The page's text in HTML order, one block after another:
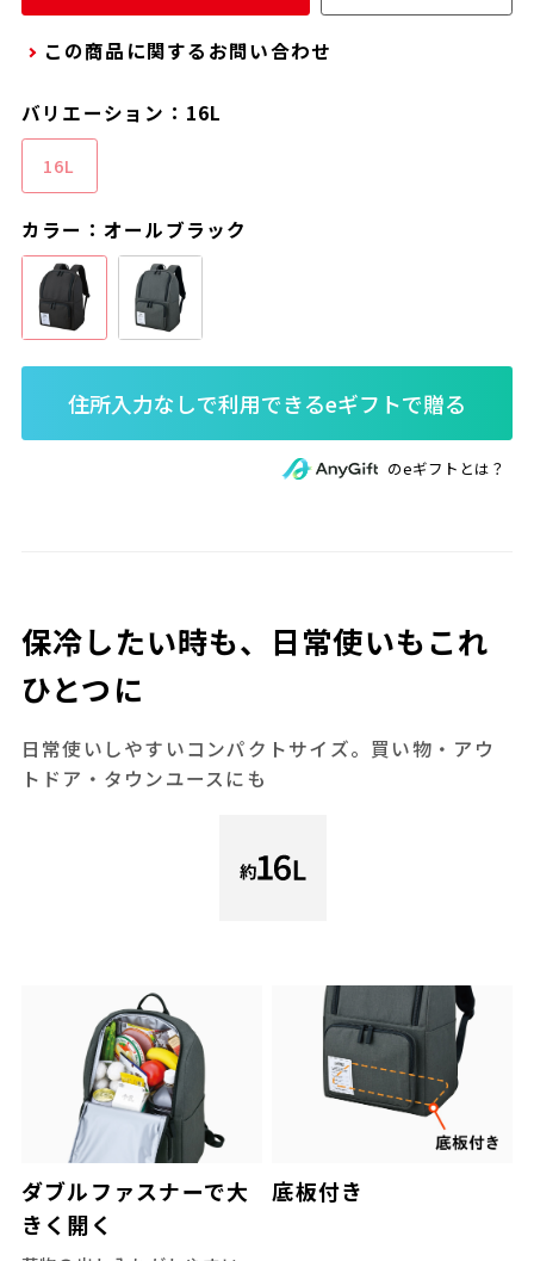
通常商品用ギフト用品
パーソナライズサービス用ギフト用品
この商品に関するお問い合わせ
バリエーション：16L
16L
カラー：オールブラック
のeギフトとは？
保冷したい時も、日常使いもこれ
ひとつに
日常使いしやすいコンパクトサイズ。買い物・アウ
トドア・タウンユースにも
ダブルファスナーで大
きく開く
底板付き